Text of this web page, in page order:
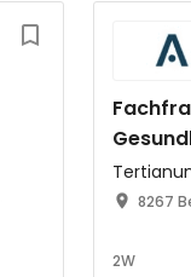
(30-8267
2W